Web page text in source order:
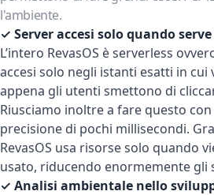
l'ambiente.
✓ Server accesi solo quando serve
L’intero RevasOS è serverless
accesi solo negli istanti esatti in cui
appena gli utenti smettono di
Riusciamo inoltre a fare questo
precisione di pochi millisecondi.
RevasOS usa risorse solo quando
usato, riducendo enormemente gli
✓ Analisi ambientale nello